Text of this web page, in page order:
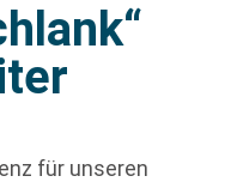
für unseren